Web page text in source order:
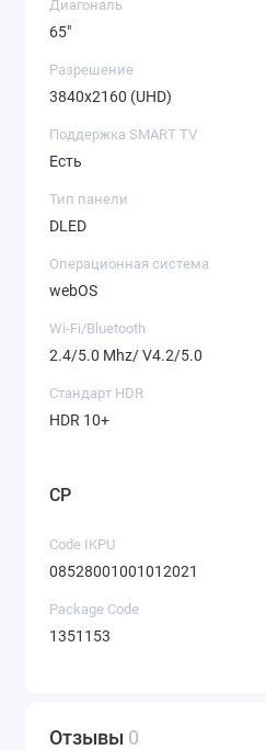
Диагональ
65"
Разрешение
3840x2160 (UHD)
Поддержка SMART TV
Есть
Тип панели
DLED
Операционная система
webOS
Wi-Fi/Bluetooth
2.4/5.0 Mhz/ V4.2/5.0
Стандарт HDR
HDR 10+
CP
Code IKPU
08528001001012021
Package Code
1351153
Отзывы 0